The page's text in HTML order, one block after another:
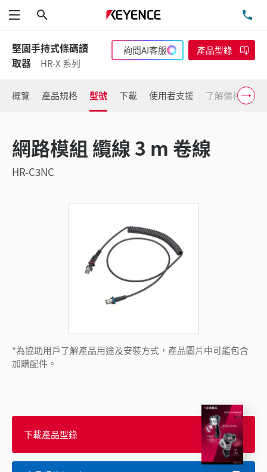
功能表
堅固手持式條碼讀
取器
HR-X 系列
詢問AI客服 產品型錄
概覽 產品規格 型號 下載 使用者支援 了解價格
網路模組 纜線 3 m 卷線
HR-C3NC
*為協助用戶了解產品用途及安裝方式，產品圖片中可能包含
加購配件。
下載產品型錄